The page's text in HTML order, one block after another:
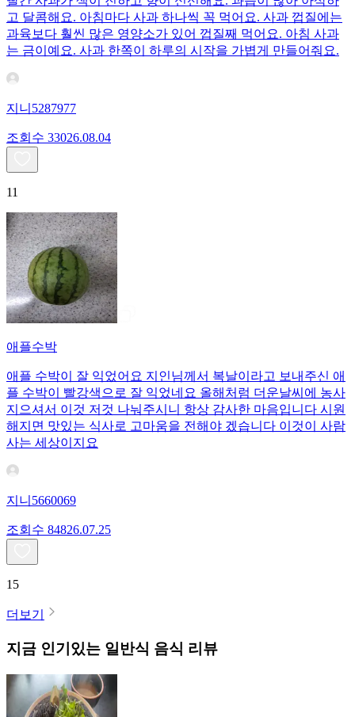
고 달콤해요. 아침마다 사과 하나씩 꼭 먹어요. 사과 껍질에는
과육보다 훨씬 많은 영양소가 있어 껍질째 먹어요. 아침 사과
는 금이예요. 사과 한쪽이 하루의 시작을 가볍게 만들어줘요.
지니5287977
조회수 33026.08.04
11
애플수박
애플 수박이 잘 익었어요 지인님께서 복날이라고 보내주신 애
플 수박이 빨강색으로 잘 익었네요 올해처럼 더운날씨에 농사
지으셔서 이것 저것 나눠주시니 항상 감사한 마음입니다 시원
해지면 맛있는 식사로 고마움을 전해야 겠습니다 이것이 사람
사는 세상이지요
지니5660069
조회수 84826.07.25
15
더보기
지금 인기있는 일반식 음식 리뷰